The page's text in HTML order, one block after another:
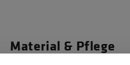
Material & Pflege